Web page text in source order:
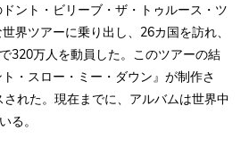
ント・ビリーブ・ザ・トゥルース・ツ
界ツアーに乗り出し、26カ国を訪れ、
320万人を動員した。このツアーの結
・スロー・ミー・ダウン』が制作さ
れた。現在までに、アルバムは世界中
る。